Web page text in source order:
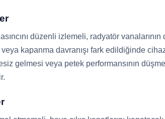
düzenli izlemeli, radyatör
kapanma davranışı fark edildiğinde
gelmesi veya petek performansının